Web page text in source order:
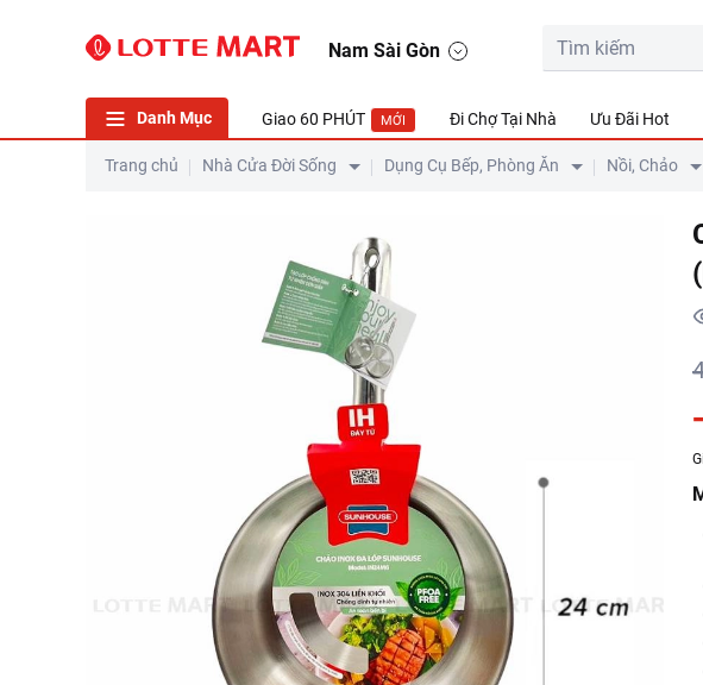
Nam Sài Gòn
Danh Mục Giao 60 PHÚT MỚI Đi Chợ Tại Nhà Ưu Đãi Hot
Trang chủ Nhà Cửa Đời Sống Dụng Cụ Bếp, Phòng Ăn Nồi, Chảo